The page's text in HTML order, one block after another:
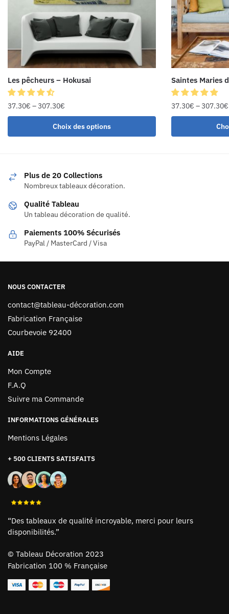
Les pêcheurs – Hokusai
37.30€ –307.30€
Choix des options
Saintes Maries
37.30€ –307.30€
Plus de 20 Collections
Nombreux tableaux décoration.
Qualité Tableau
Un tableau décoration de qualité.
Paiements 100% Sécurisés
PayPal / MasterCard / Visa
NOUS CONTACTER
contact@tableau-décoration.com
Fabrication Française
Courbevoie 92400
AIDE
Mon Compte
F.A.Q
Suivre ma Commande
INFORMATIONS GÉNÉRALES
Mentions Légales
+ 500 CLIENTS SATISFAITS
“Des tableaux de qualité incroyable, merci pour leurs
disponibilités.”
© Tableau Décoration 2023
Fabrication 100 % Française